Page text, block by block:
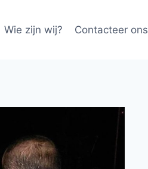
Wie zijn wij? Contacteer ons